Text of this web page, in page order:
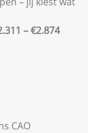
– €2.874
CAO